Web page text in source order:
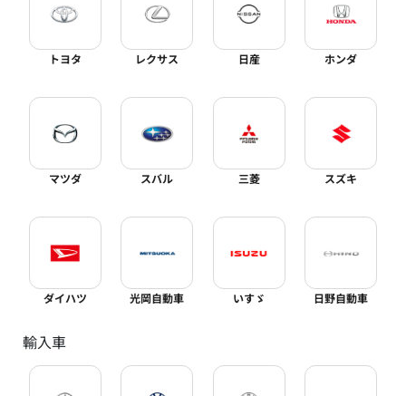
トヨタ レクサス 日産 ホンダ
マツダ スバル 三菱 スズキ
ダイハツ 光岡自動車 いすゞ 日野自動車
輸入車